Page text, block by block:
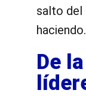
salto del
haciendo.
De